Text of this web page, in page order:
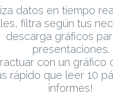
datos en tiempo
filtra según tus
descarga gráficos
presentaciones.
con un gráfico
rápido que leer 10
informes!